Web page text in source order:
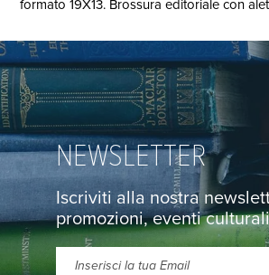
formato 19X13. Brossura editoriale con
NEWSLETTER
Iscriviti alla nostra
promozioni, eventi